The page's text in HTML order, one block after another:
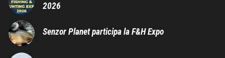
2026
Senzor Planet participa la F&H Expo